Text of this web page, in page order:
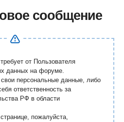
сообщение
от Пользователя
данных на форуме.
персональные данные, либо
ответственность за
РФ в области
пожалуйста,